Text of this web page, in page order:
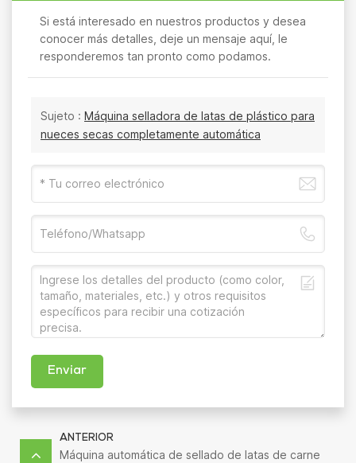
Si está interesado en nuestros productos y desea
conocer más detalles, deje un mensaje aquí, le
responderemos tan pronto como podamos.
Sujeto : Máquina selladora de latas de plástico para
nueces secas completamente automática
Enviar
ANTERIOR
Máquina automática de sellado de latas de carne